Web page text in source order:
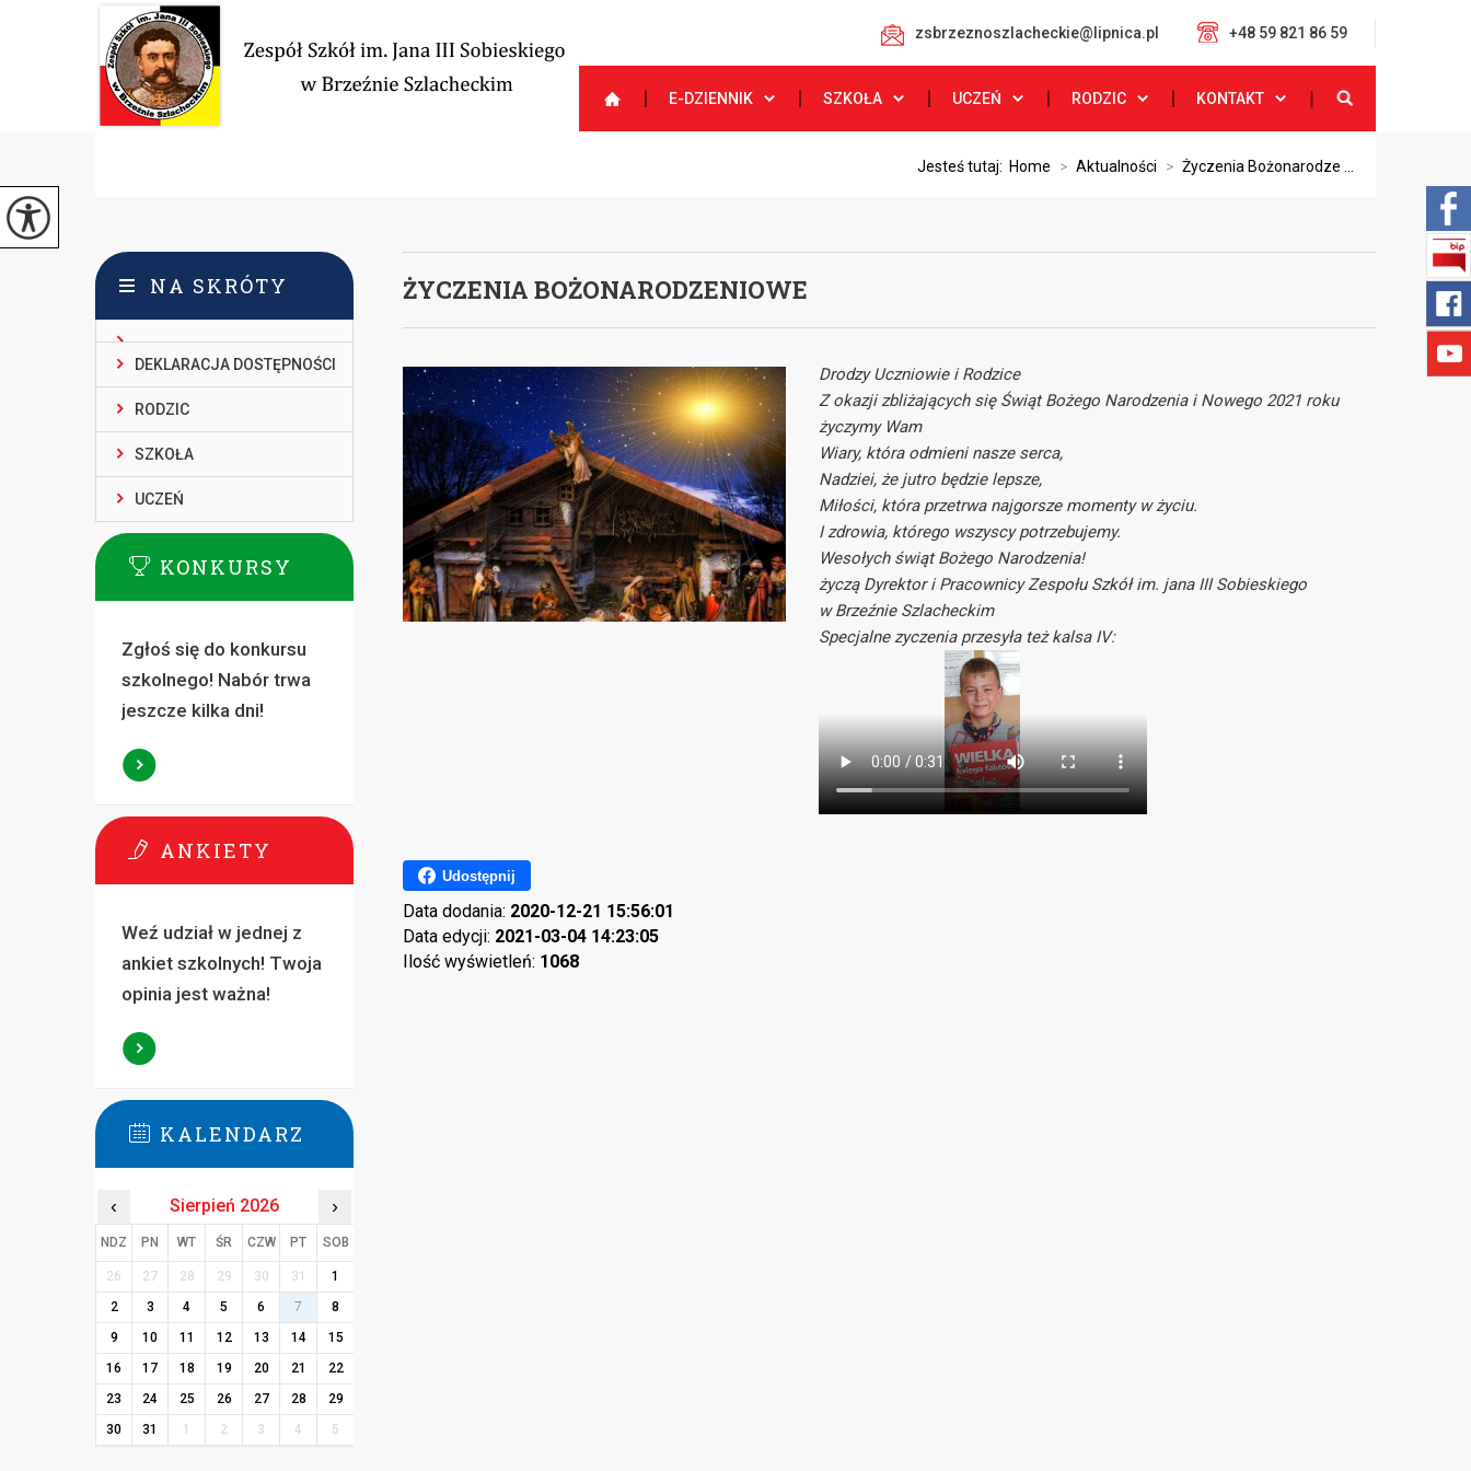
zsbrzeznoszlacheckie@lipnica.pl +48 59 821 86 59
E-DZIENNIK SZKOŁA UCZEŃ RODZIC KONTAKT
Jesteś tutaj: Home > Aktualności > Życzenia Bożonarodze ...
ŻYCZENIA BOŻONARODZENIOWE
Drodzy Uczniowie i Rodzice
Z okazji zbliżających się Świąt Bożego Narodzenia i Nowego 2021 roku
życzymy Wam
Wiary, która odmieni nasze serca,
Nadziei, że jutro będzie lepsze,
Miłości, która przetrwa najgorsze momenty w życiu.
I zdrowia, którego wszyscy potrzebujemy.
Wesołych świąt Bożego Narodzenia!
życzą Dyrektor i Pracownicy Zespołu Szkół im. jana III Sobieskiego
w Brzeźnie Szlacheckim
Specjalne zyczenia przesyła też kalsa IV:
Udostępnij
Data dodania: 2020-12-21 15:56:01
Data edycji: 2021-03-04 14:23:05
Ilość wyświetleń: 1068
NA SKRÓTY
DEKLARACJA DOSTĘPNOŚCI
RODZIC
SZKOŁA
UCZEŃ
KONKURSY
Zgłoś się do konkursu
szkolnego! Nabór trwa
jeszcze kilka dni!
ANKIETY
Weź udział w jednej z
ankiet szkolnych! Twoja
opinia jest ważna!
KALENDARZ
‹ Sierpień 2026 ›
NDZ PN WT ŚR CZW PT SOB
26 27 28 29 30 31
1
2
3 4 5 6 7
8
9
10 11 12 13 14
15
16
17 18 19 20 21
22
23
24 25 26 27 28
29
30
31 1 2 3 4 5